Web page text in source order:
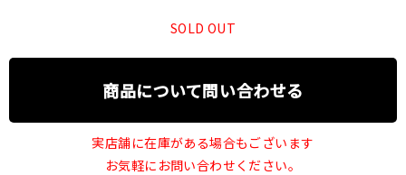
SOLD OUT
商品について問い合わせる
実店舗に在庫がある場合もございます
お気軽にお問い合わせください。